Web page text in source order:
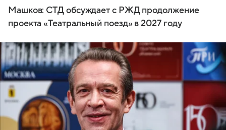
Машков: СТД обсуждает с РЖД продолжение
проекта «Театральный поезд» в 2027 году